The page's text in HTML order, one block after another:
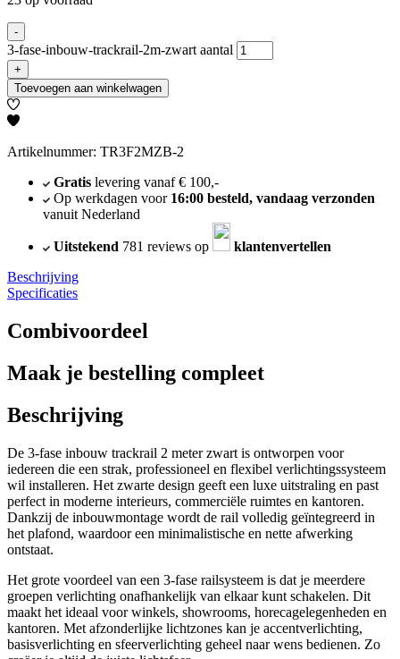
-
3-fase-inbouw-trackrail-2m-zwart aantal
+
Toevoegen aan winkelwagen
Artikelnummer: TR3F2MZB-2
Gratislevering vanaf € 100,-
Op werkdagen voor 16:00 besteld, vandaag verzonden
vanuit Nederland
Uitstekend 781 reviews op
klantenvertellen
Beschrijving
Specificaties
Combivoordeel
Maak je bestelling compleet
Beschrijving
De 3-fase inbouw trackrail 2 meter zwart is ontworpen voor
iedereen die een strak, professioneel en flexibel verlichtingssysteem
wil installeren. Het zwarte design geeft een luxe uitstraling en past
perfect in moderne interieurs, commerciële ruimtes en kantoren.
Dankzij de inbouwmontage wordt de rail volledig geïntegreerd in
het plafond, waardoor een minimalistische en nette afwerking
ontstaat.
Het grote voordeel van een 3-fase railsysteem is dat je meerdere
groepen verlichting onafhankelijk van elkaar kunt schakelen. Dit
maakt het ideaal voor winkels, showrooms, horecagelegenheden en
kantoren. Met afzonderlijke lichtzones kan je accentverlichting,
basisverlichting en sfeerverlichting geheel naar wens bedienen. Zo